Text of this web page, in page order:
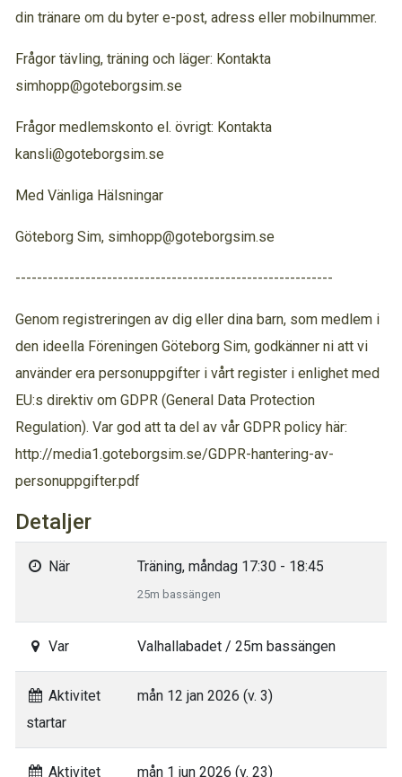
din tränare om du byter e-post, adress eller mobilnummer.
Frågor tävling, träning och läger: Kontakta
simhopp@goteborgsim.se
Frågor medlemskonto el. övrigt: Kontakta
kansli@goteborgsim.se
Med Vänliga Hälsningar
Göteborg Sim, simhopp@goteborgsim.se
-----------------------------------------------------------
Genom registreringen av dig eller dina barn, som medlem i
den ideella Föreningen Göteborg Sim, godkänner ni att vi
använder era personuppgifter i vårt register i enlighet med
EU:s direktiv om GDPR (General Data Protection
Regulation). Var god att ta del av vår GDPR policy här:
http://media1.goteborgsim.se/GDPR-hantering-av-
personuppgifter.pdf
Detaljer
När Träning, måndag 17:30 - 18:45
25m bassängen
Var Valhallabadet / 25m bassängen
Aktivitet
startar
mån 12 jan 2026 (v. 3)
Aktivitet mån 1 jun 2026 (v. 23)